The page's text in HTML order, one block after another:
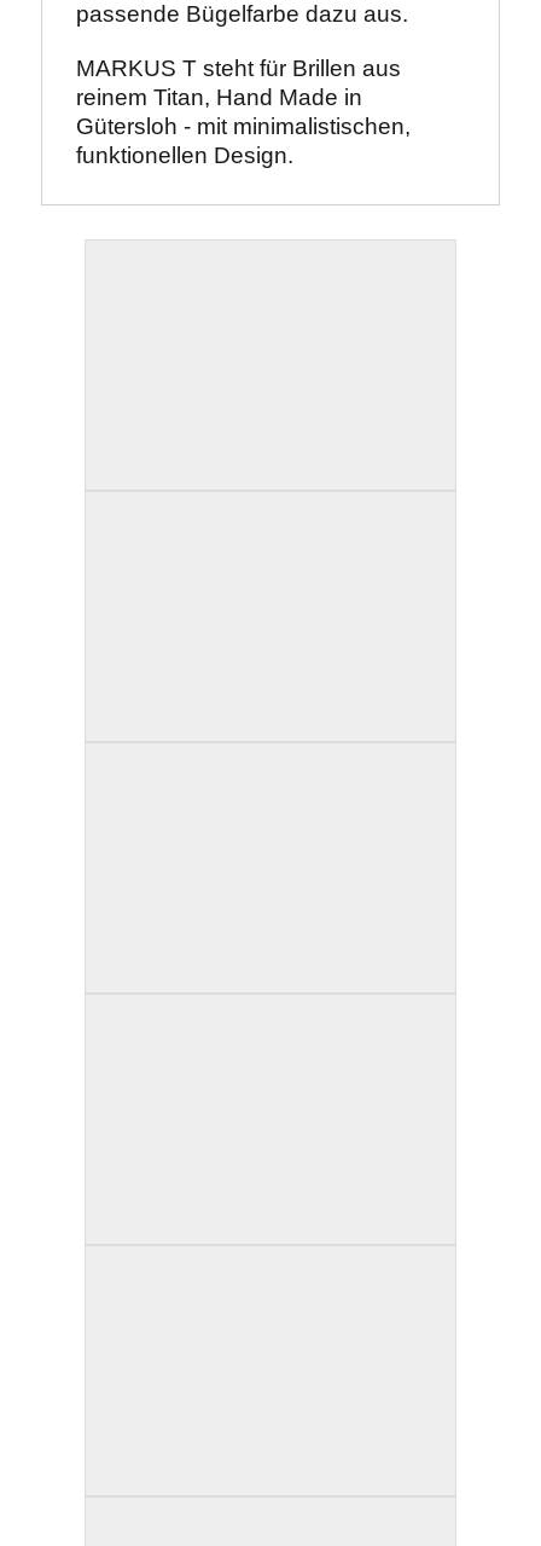
passende Bügelfarbe dazu aus.
MARKUS T steht für Brillen aus
reinem Titan, Hand Made in
Gütersloh - mit minimalistischen,
funktionellen Design.